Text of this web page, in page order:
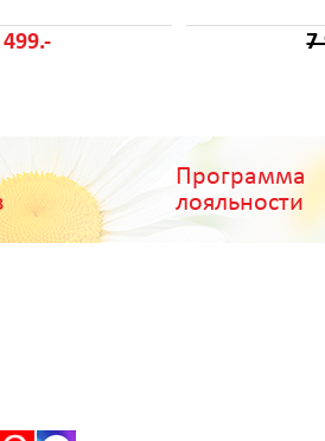
499.- 7
Программа
лояльности